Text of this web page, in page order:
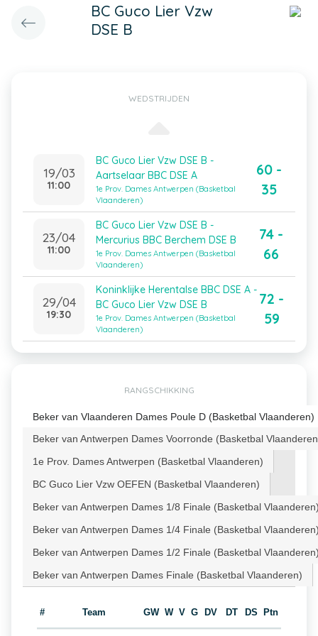
BC Guco Lier Vzw
DSE B
WEDSTRIJDEN
19/03
11:00
BC Guco Lier Vzw DSE B -
Aartselaar BBC DSE A
1e Prov. Dames Antwerpen (Basketbal
Vlaanderen)
60 -
35
23/04
11:00
BC Guco Lier Vzw DSE B -
Mercurius BBC Berchem DSE B
1e Prov. Dames Antwerpen (Basketbal
Vlaanderen)
74 -
66
29/04
19:30
Koninklijke Herentalse BBC DSE A -
BC Guco Lier Vzw DSE B
1e Prov. Dames Antwerpen (Basketbal
Vlaanderen)
72 -
59
RANGSCHIKKING
Beker van Vlaanderen Dames Poule D (Basketbal Vlaanderen)
Beker van Antwerpen Dames Voorronde (Basketbal
1e Prov. Dames Antwerpen (Basketbal Vlaanderen)
BC Guco Lier Vzw OEFEN (Basketbal Vlaanderen)
Beker van Antwerpen Dames 1/8 Finale (Basketbal
Beker van Antwerpen Dames 1/4 Finale (Basketbal
Beker van Antwerpen Dames 1/2 Finale (Basketbal
Beker van Antwerpen Dames Finale (Basketbal Vlaanderen)
# Team GW W V G DV DT DS Ptn